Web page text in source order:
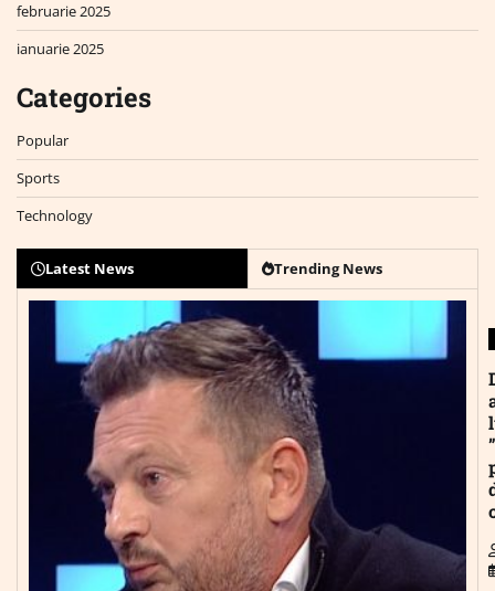
februarie 2025
ianuarie 2025
Categories
Popular
Sports
Technology
Latest News Trending News